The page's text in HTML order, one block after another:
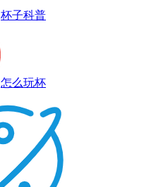
杯子科普
怎么玩杯